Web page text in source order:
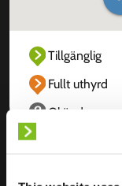
Tillgänglig
Fullt uthyrd
Okänd